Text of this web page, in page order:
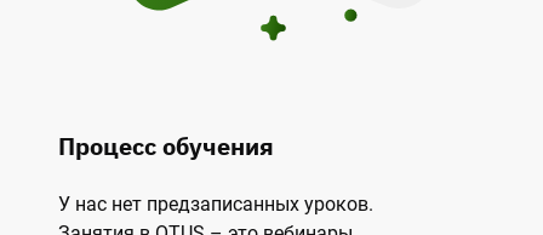
Процесс обучения
У нас нет предзаписанных уроков.